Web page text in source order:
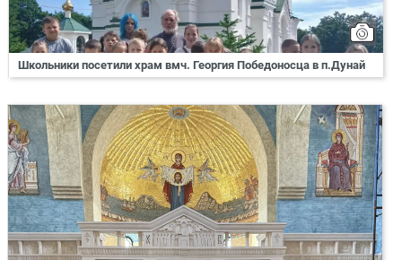
Школьники посетили храм вмч. Георгия Победоносца в п.Дунай